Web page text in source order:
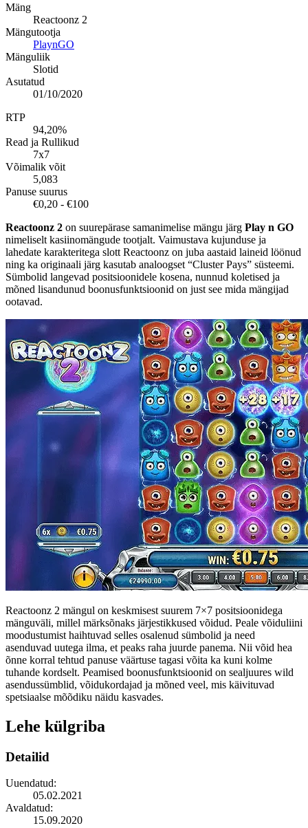
Mäng
Reactoonz 2
Mängutootja
PlaynGO
Mänguliik
Slotid
Asutatud
01/10/2020
RTP
94,20%
Read ja Rullikud
7x7
Võimalik võit
5,083
Panuse suurus
€0,20 - €100
Reactoonz 2 on suurepärase samanimelise mängu järg Play n GO
nimeliselt kasiinomängude tootjalt. Vaimustava kujunduse ja
lahedate karakteritega slott Reactoonz on juba aastaid laineid löönud
ning ka originaali järg kasutab analoogset “Cluster Pays” süsteemi.
Sümbolid langevad positsioonidele kosena, nunnud koletised ja
mõned lisandunud boonusfunktsioonid on just see mida mängijad
ootavad.
Reactoonz 2 mängul on keskmisest suurem 7×7 positsioonidega
mänguväli, millel märksõnaks järjestikkused võidud. Peale võiduliini
moodustumist haihtuvad selles osalenud sümbolid ja need
asenduvad uutega ilma, et peaks raha juurde panema. Nii võid hea
õnne korral tehtud panuse väärtuse tagasi võita ka kuni kolme
tuhande kordselt. Peamised boonusfunktsioonid on sealjuures wild
asendussümblid, võidukordajad ja mõned veel, mis käivituvad
spetsiaalse mõõdiku näidu kasvades.
Lehe külgriba
Detailid
Uuendatud:
05.02.2021
Avaldatud:
15.09.2020